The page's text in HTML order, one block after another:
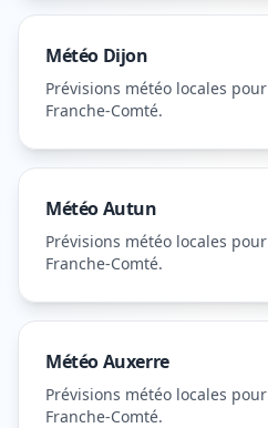
Météo Dijon
Prévisions météo locales pour
Franche-Comté.
MétéoAutun
Prévisions météo locales pour
Franche-Comté.
MétéoAuxerre
Prévisions météo locales pour
Franche-Comté.